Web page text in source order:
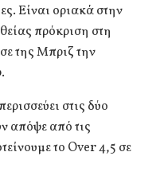
Είναι οριακά στην
πρόκριση στη
της Μπριζ την
στις δύο
απόψε από τις
το Over 4,5 σε